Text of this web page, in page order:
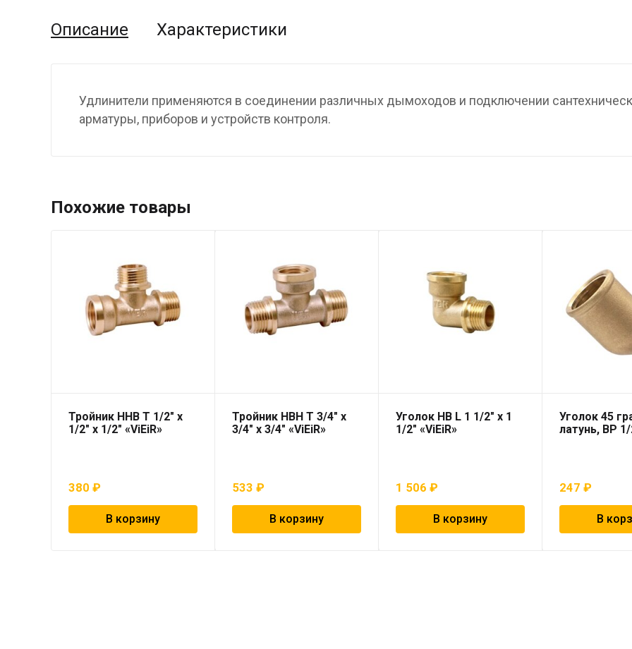
Описание Характеристики
Удлинители применяются в соединении различных дымоходов и подключении
арматуры, приборов и устройств контроля.
Похожие товары
Тройник ННВ T 1/2″ х
1/2″ х 1/2″ «ViEiR»
380 ₽
В корзину
Тройник НВН T 3/4″ х
3/4″ х 3/4″ «ViEiR»
533₽
В корзину
Уголок НВ L 1 1/2″ х 1
1/2″ «ViEiR»
1 506₽
В корзину
Уголок 45
латунь, ВР 1/
247₽
В